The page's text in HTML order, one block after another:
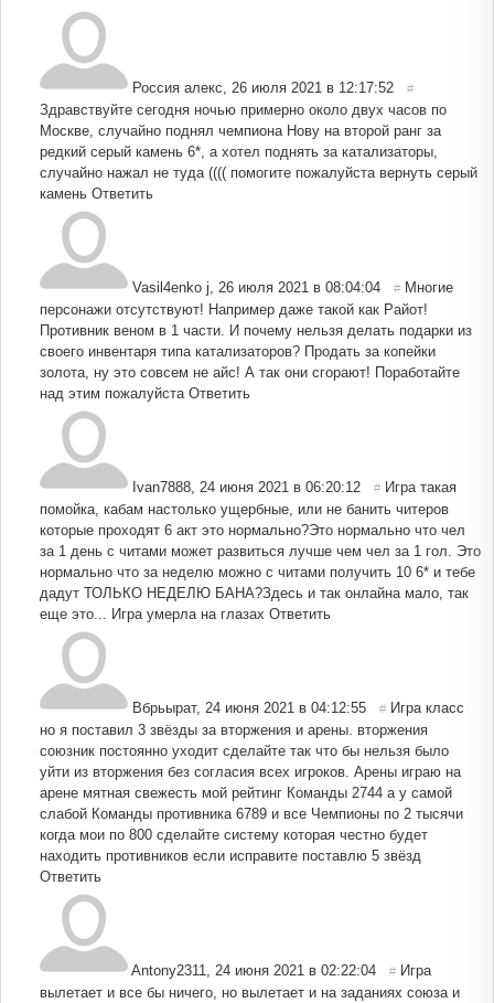
Россия алекс, 26 июля 2021 в 12:17:52 #
Здравствуйте сегодня ночью примерно около двух часов по
Москве, случайно поднял чемпиона Нову на второй ранг за
редкий серый камень 6*, а хотел поднять за катализаторы,
случайно нажал не туда (((( помогите пожалуйста вернуть серый
камень Ответить
Vasil4enko j, 26 июля 2021 в 08:04:04 # Многие
персонажи отсутствуют! Например даже такой как Райот!
Противник веном в 1 части. И почему нельзя делать подарки из
своего инвентаря типа катализаторов? Продать за копейки
золота, ну это совсем не айс! А так они сгорают! Поработайте
над этим пожалуйста Ответить
Ivan7888, 24 июня 2021 в 06:20:12 # Игра такая
помойка, кабам настолько ущербные, или не банить читеров
которые проходят 6 акт это нормально?Это нормально что чел
за 1 день с читами может развиться лучше чем чел за 1 гол. Это
нормально что за неделю можно с читами получить 10 6* и тебе
дадут ТОЛЬКО НЕДЕЛЮ БАНА?Здесь и так онлайна мало, так
еще это... Игра умерла на глазах Ответить
Вбрьырат, 24 июня 2021 в 04:12:55 # Игра класс
но я поставил 3 звёзды за вторжения и арены. вторжения
союзник постоянно уходит сделайте так что бы нельзя было
уйти из вторжения без согласия всех игроков. Арены играю на
арене мятная свежесть мой рейтинг Команды 2744 а у самой
слабой Команды противника 6789 и все Чемпионы по 2 тысячи
когда мои по 800 сделайте систему которая честно будет
находить противников если исправите поставлю 5 звёзд
Ответить
Antony2311, 24 июня 2021 в 02:22:04 # Игра
вылетает и все бы ничего, но вылетает и на заданиях союза и